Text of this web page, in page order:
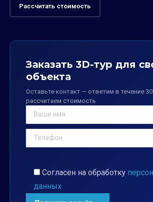
Рассчитать стоимость
Заказать 3D-тур для
объекта
Оставьте контакт — ответим в течение
рассчитаем стоимость
Согласен на обработку
данных